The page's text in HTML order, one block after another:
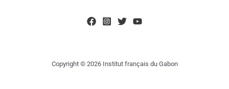
Copyright © 2026 Institut français du Gabon